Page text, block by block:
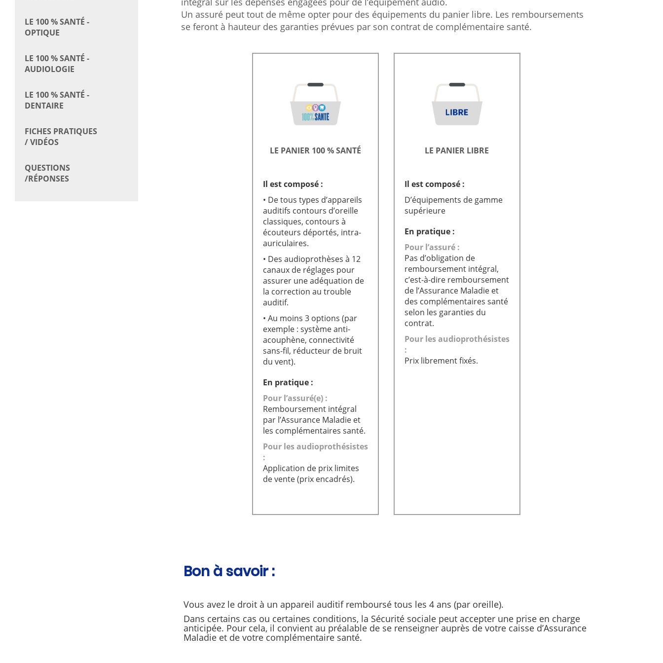
Internationale
LE 100 % SANTÉ -
OPTIQUE
LE 100 % SANTÉ -
AUDIOLOGIE
LE 100 % SANTÉ -
DENTAIRE
FICHES PRATIQUES
/ VIDÉOS
QUESTIONS
/RÉPONSES
Un assuré peut tout de même opter pour des équipements du panier libre. Les remboursements
se feront à hauteur des garanties prévues par son contrat de complémentaire santé.
LE PANIER 100 % SANTÉ
Il est composé :
• De tous types d’appareils
auditifs contours d’oreille
classiques, contours à
écouteurs déportés, intra-
auriculaires.
• Des audioprothèses à 12
canaux de réglages pour
assurer une adéquation de
la correction au trouble
auditif.
• Au moins 3 options (par
exemple : système anti-
acouphène, connectivité
sans-fil, réducteur de bruit
du vent).
En pratique :
Pour l’assuré(e) :
Remboursement intégral
par l’Assurance Maladie et
les complémentaires santé.
Pour les audioprothésistes
:
Application de prix limites
de vente (prix encadrés).
LE PANIER LIBRE
Il est composé :
D’équipements de gamme
supérieure
En pratique :
Pour l’assuré :
Pas d’obligation de
remboursement intégral,
c’est-à-dire remboursement
de l’Assurance Maladie et
des complémentaires santé
selon les garanties du
contrat.
Pour les audioprothésistes
:
Prix librement fixés.
Bon à savoir :
Vous avez le droit à un appareil auditif remboursé tous les 4 ans (par oreille).
Dans certains cas ou certaines conditions, la Sécurité sociale peut accepter une prise en charge
anticipée. Pour cela, il convient au préalable de se renseigner auprès de votre caisse d’Assurance
Maladie et de votre complémentaire santé.